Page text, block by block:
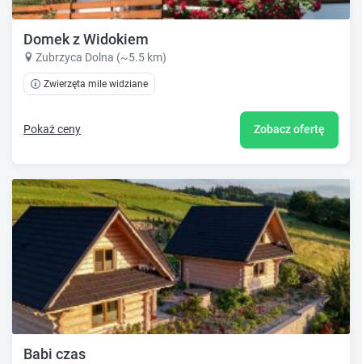
Domek z Widokiem
Zubrzyca Dolna (~5.5 km)
Zwierzęta mile widziane
Pokaż ceny Zobacz ofertę
Babi czas